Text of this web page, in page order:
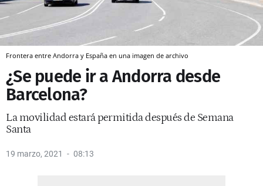
Frontera entre Andorra y España en una imagen de archivo
¿Se puede ir a Andorra desde
Barcelona?
La movilidad estará permitida después de Semana
Santa
19 marzo, 2021 08:13